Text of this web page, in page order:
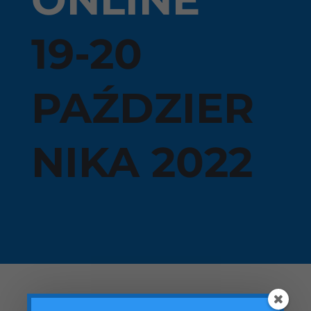
19-20
PAŹDZIER
NIKA 2022